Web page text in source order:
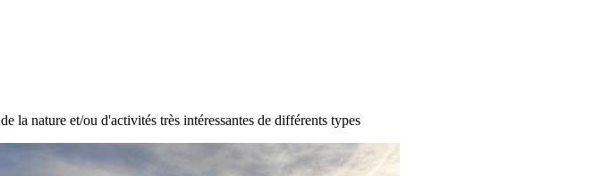
la nature et/ou d'activités très intéressantes de différents types